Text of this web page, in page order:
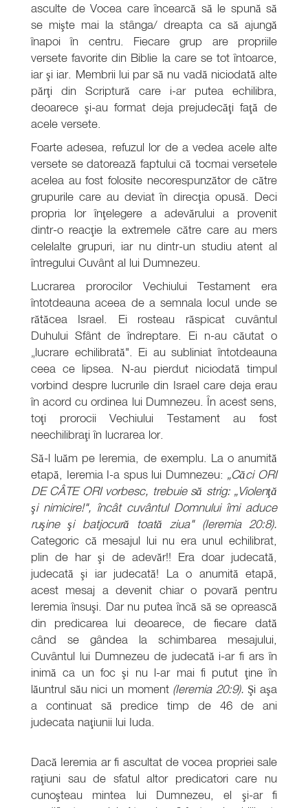
asculte de Vocea care încearcă să le spună să
se mişte mai la stânga/ dreapta ca să ajungă
înapoi în centru. Fiecare grup are propriile
versete favorite din Biblie la care se tot întoarce,
iar şi iar. Membrii lui par să nu vadă niciodată alte
părţi din Scriptură care i-ar putea echilibra,
deoarece şi-au format deja prejudecăţi faţă de
acele versete.
Foarte adesea, refuzul lor de a vedea acele alte
versete se datorează faptului că tocmai versetele
acelea au fost folosite necorespunzător de către
grupurile care au deviat în direcţia opusă. Deci
propria lor înţelegere a adevărului a provenit
dintr-o reacţie la extremele către care au mers
celelalte grupuri, iar nu dintr-un studiu atent al
întregului Cuvânt al lui Dumnezeu.
Lucrarea prorocilor Vechiului Testament era
întotdeauna aceea de a semnala locul unde se
rătăcea Israel. Ei rosteau răspicat cuvântul
Duhului Sfânt de îndreptare. Ei n-au căutat o
„lucrare echilibrată". Ei au subliniat întotdeauna
ceea ce lipsea. N-au pierdut niciodată timpul
vorbind despre lucrurile din Israel care deja erau
în acord cu ordinea lui Dumnezeu. În acest sens,
toţi prorocii Vechiului Testament au fost
neechilibraţi în lucrarea lor.
Să-l luăm pe Ieremia, de exemplu. La o anumită
etapă, Ieremia I-a spus lui Dumnezeu: „Căci ORI
DE CÂTE ORI vorbesc, trebuie să strig: „Violenţă
şi nimicire!", încât cuvântul Domnului îmi aduce
ruşine şi batjocură toată ziua" (Ieremia 20:8).
Categoric că mesajul lui nu era unul echilibrat,
plin de har şi de adevăr!! Era doar judecată,
judecată şi iar judecată! La o anumită etapă,
acest mesaj a devenit chiar o povară pentru
Ieremia însuşi. Dar nu putea încă să se oprească
din predicarea lui deoarece, de fiecare dată
când se gândea la schimbarea mesajului,
Cuvântul lui Dumnezeu de judecată i-ar fi ars în
inimă ca un foc şi nu l-ar mai fi putut ţine în
lăuntrul său nici un moment (Ieremia 20:9). Şi aşa
a continuat să predice timp de 46 de ani
judecata naţiunii lui Iuda.
Dacă Ieremia ar fi ascultat de vocea propriei sale
raţiuni sau de sfatul altor predicatori care nu
cunoşteau mintea lui Dumnezeu, el şi-ar fi